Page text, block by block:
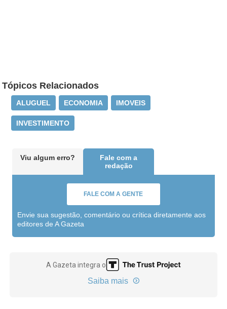
Tópicos Relacionados
ALUGUEL ECONOMIA IMOVEIS
INVESTIMENTO
Viu algum erro?
Fale com a
redação
FALE COM A GENTE
Envie sua sugestão, comentário ou crítica diretamente aos
editores de A Gazeta
A Gazeta integra o
Saiba mais